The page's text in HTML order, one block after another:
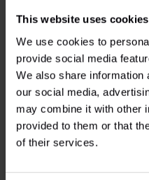
This website uses cookies
We use cookies to
provide social media
We also share information
our social media,
may combine it with other
provided to them or that
of their services.